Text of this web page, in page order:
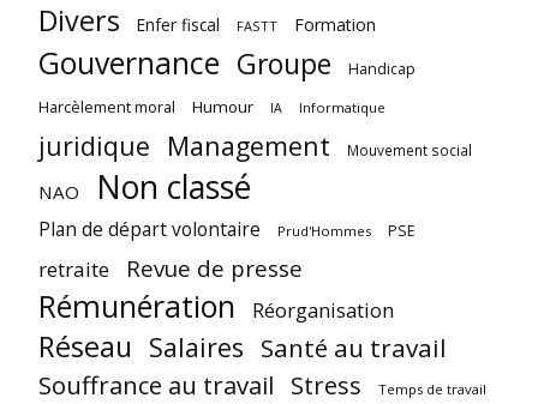
Divers Enfer fiscal FASTT Formation
Gouvernance Groupe Handicap
Harcèlement moral Humour IA Informatique
juridique Management Mouvement social
NAO Non classé
Plan de départ volontaire Prud'Hommes PSE
retraite Revue de presse
Rémunération Réorganisation
Réseau Salaires Santé au travail
Souffrance au travail Stress Temps de travail